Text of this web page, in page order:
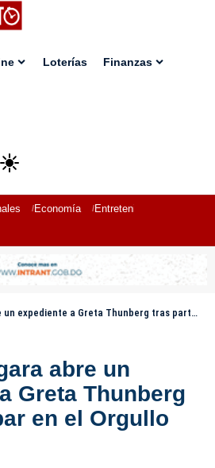
Loterías Finanzas
Economía Entretenimiento
a Greta Thunberg tras participar en el Orgullo LGBTI
abre un
Greta Thunberg
en el Orgullo